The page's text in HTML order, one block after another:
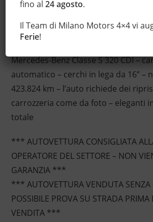
Descrizione
Mercedes-Benz Classe S 320 CDI –
automatico – cerchi in lega da 16” –
423.824 km – l’auto richiede dei
carrozzeria come da foto – eleganti
totale
*** AUTOVETTURA CONSIGLIATA
OPERATORE DEL SETTORE – NON
GARANZIA ***
*** AUTOVETTURA VENDUTA SENZA
POSSIBILE PROVA SU STRADA PRIMA
VENDITA ***
fino al24 agosto.
Il Team di Milano Motors 4×4 vi
Ferie!